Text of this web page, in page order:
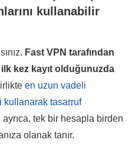
kullanabilir
Fast VPN tarafından
kez kayıt olduğunuzda
en uzun vadeli
kullanarak tasarruf
tek bir hesapla birden
olanak tanır.